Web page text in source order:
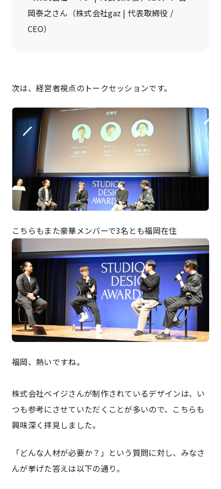
岡泰之さん（株式会社gaz | 代表取締役 /
CEO）
次は、経営者視点のトークセッションです。
こちらもまた豪華メンバーで3名とも福岡在住
福岡、熱いですね。
株式会社ベイジさんが制作されているデザインは、い
つも参考にさせていただくことが多いので、こちらも
興味深く拝見しました。
「どんな人材が必要か？」という質問に対し、みなさ
んが挙げた答えは以下の通り。